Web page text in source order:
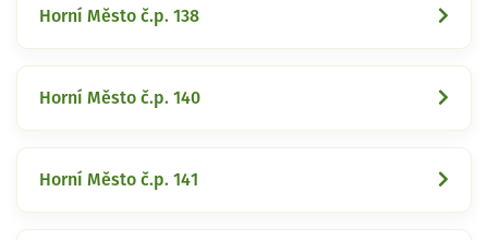
Horní Město č.p. 138
Horní Město č.p. 140
Horní Město č.p. 141